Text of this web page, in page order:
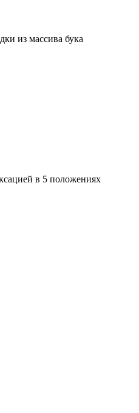
из массива бука
в 5 положениях